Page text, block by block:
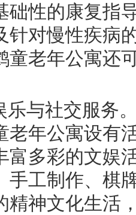
础性的康复指
针对慢性疾病
童老年公寓还
乐与社交服务
老年公寓设有
富多彩的文娱
手工制作、棋
精神文化生活